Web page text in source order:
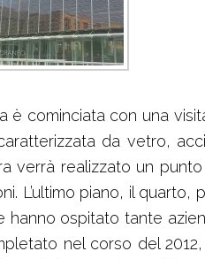
è cominciata con una
da vetro,
verrà realizzato un
L’ultimo piano, il
hanno ospitato tante
nel corso del